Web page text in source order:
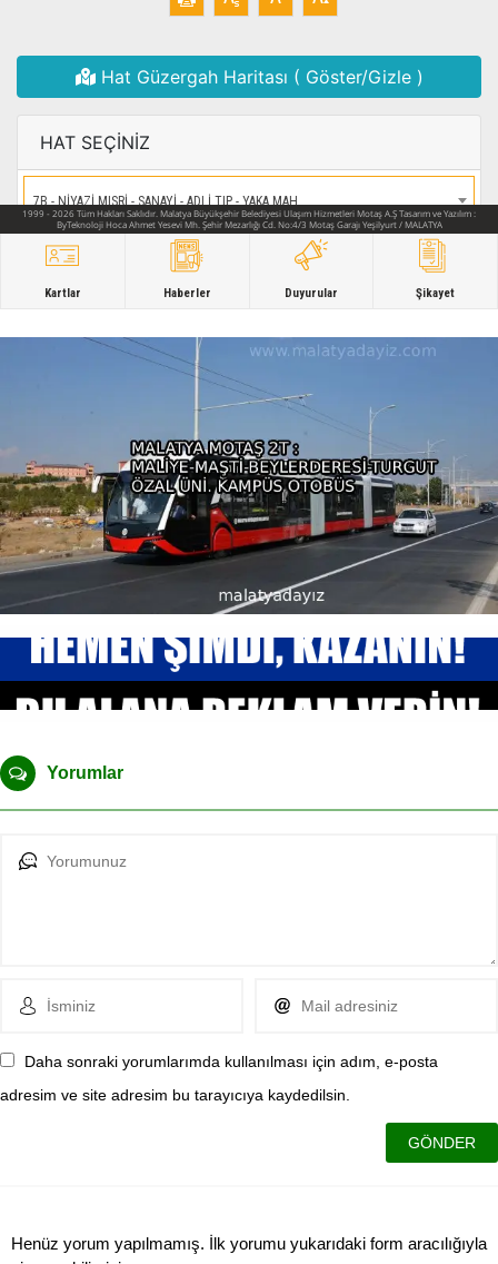
Yorumlar
Daha sonraki yorumlarımda kullanılması için adım, e-posta
adresim ve site adresim bu tarayıcıya kaydedilsin.
Henüz yorum yapılmamış. İlk yorumu yukarıdaki form aracılığıyla